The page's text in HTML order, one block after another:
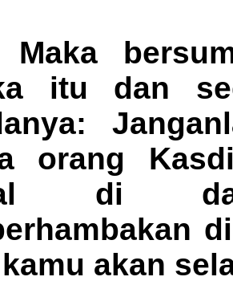
Maka
itu dan
orang
di
akan